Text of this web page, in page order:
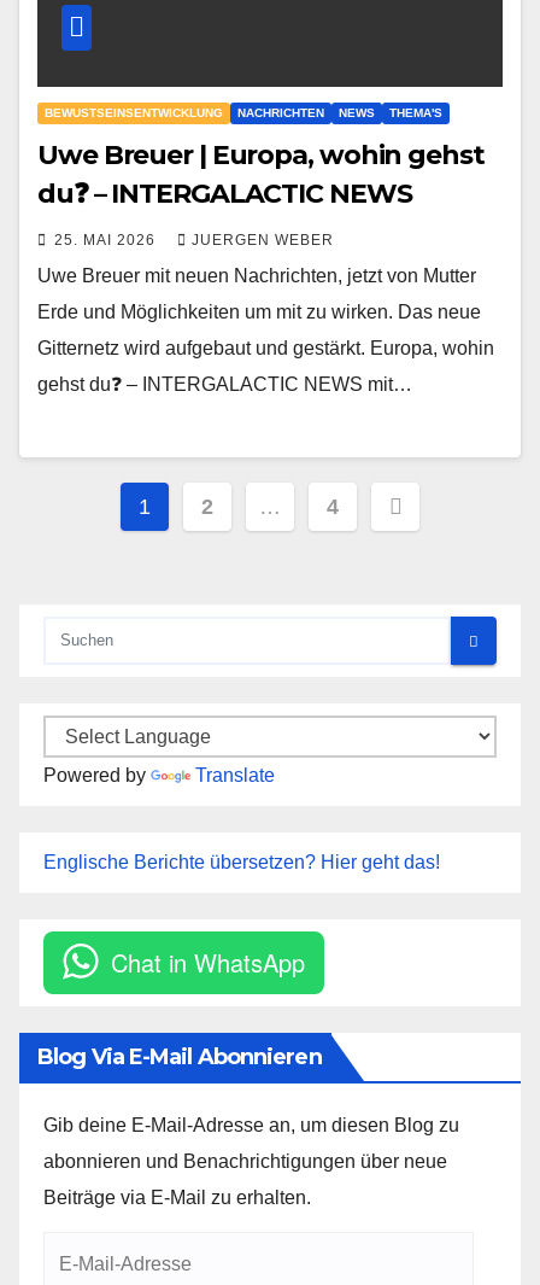
BEWUSTSEINSENTWICKLUNG NACHRICHTEN NEWS THEMA'S
Uwe Breuer | Europa, wohin gehst
du❓ – INTERGALACTIC NEWS
25. MAI 2026 JUERGEN WEBER
Uwe Breuer mit neuen Nachrichten, jetzt von Mutter
Erde und Möglichkeiten um mit zu wirken. Das neue
Gitternetz wird aufgebaut und gestärkt. Europa, wohin
gehst du❓ – INTERGALACTIC NEWS mit…
Seitennummerierung
1 2 … 4
Powered by Translate
Englische Berichte übersetzen? Hier geht das!
Chat in WhatsApp
Blog Via E-Mail Abonnieren
Gib deine E-Mail-Adresse an, um diesen Blog zu
abonnieren und Benachrichtigungen über neue
Beiträge via E-Mail zu erhalten.